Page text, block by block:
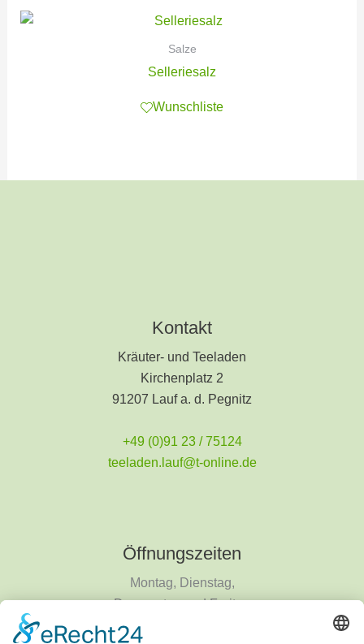
Salze
Selleriesalz
Wunschliste
Kontakt
Kräuter- und Teeladen
Kirchenplatz 2
91207 Lauf a. d. Pegnitz
+49 (0)91 23 / 75124
teeladen.lauf@t-online.de
Öffnungszeiten
Montag, Dienstag,
Donnerstag und Freitag